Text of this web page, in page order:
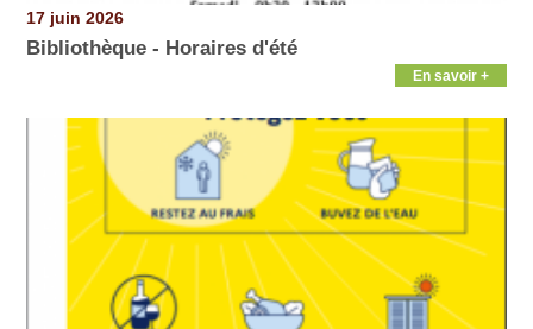
17 juin 2026
Bibliothèque - Horaires d'été
En savoir +